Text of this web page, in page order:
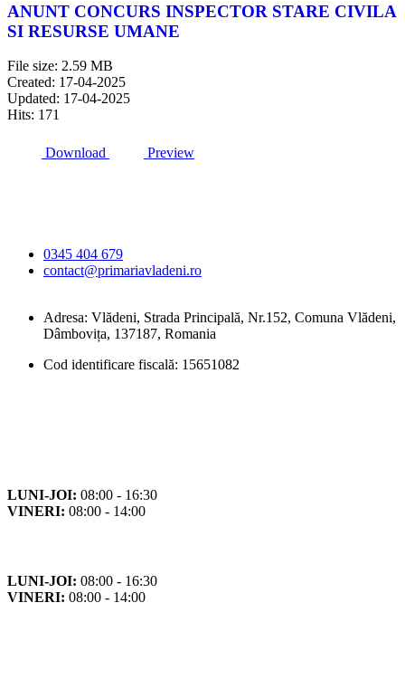
ANUNT CONCURS INSPECTOR STARE CIVILA
SI RESURSE UMANE
File size: 2.59 MB
Created: 17-04-2025
Updated: 17-04-2025
Hits: 171
Download Preview
0345 404 679
contact@primariavladeni.ro
Adresa: Vlădeni, Strada Principală, Nr.152, Comuna Vlădeni,
Dâmbovița, 137187, Romania
Cod identificare fiscală: 15651082
LUNI-JOI: 08:00 - 16:30
VINERI: 08:00 - 14:00
LUNI-JOI: 08:00 - 16:30
VINERI: 08:00 - 14:00